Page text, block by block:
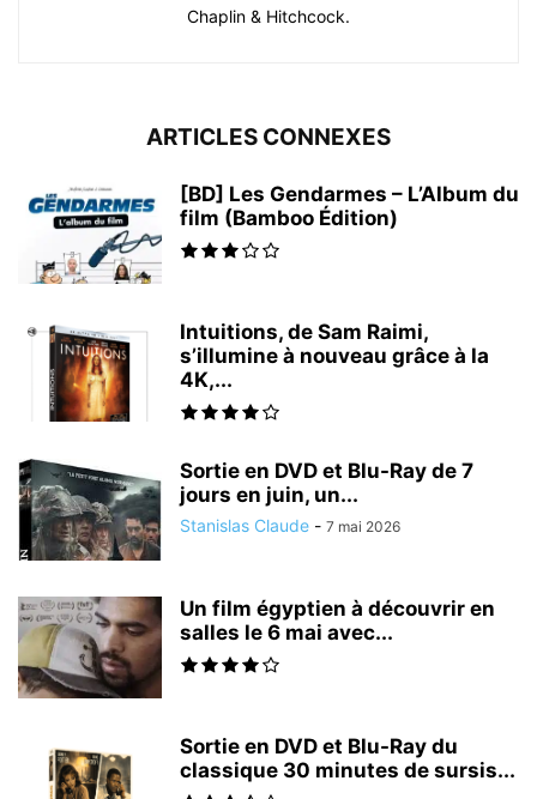
Chaplin & Hitchcock.
ARTICLES CONNEXES
[BD] Les Gendarmes – L’Album du
film (Bamboo Édition)
Intuitions, de Sam Raimi,
s’illumine à nouveau grâce à la
4K,...
Sortie en DVD et Blu-Ray de 7
jours en juin, un...
Stanislas Claude - 7 mai 2026
Un film égyptien à découvrir en
salles le 6 mai avec...
Sortie en DVD et Blu-Ray du
classique 30 minutes de sursis...